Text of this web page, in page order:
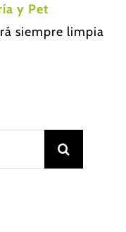
y Pet
siempre limpia